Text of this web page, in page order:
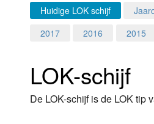
Alle dagen
Weekschema
Alle programma's
Huidige LOK schijf
2017
2016 2015
LOK-schijf
De LOK-schijf is de LOK tip